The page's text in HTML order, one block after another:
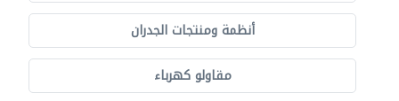
أنظمة ومنتجات الجدران
مقاولو كهرباء